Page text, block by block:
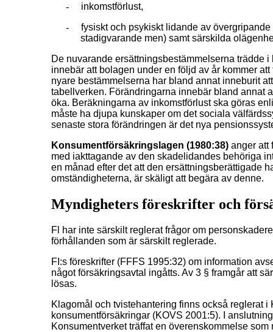
-
inkomstförlust,
-
fysiskt och psykiskt lidande av
stadigvarande men) samt särskilda
De nuvarande ersättningsbestämmelserna trädde
innebär att bolagen under en följd av år kommer
nyare bestämmelserna har bland annat inneburit
tabellverken. Förändringarna innebär bland annat
öka. Beräkningarna av inkomstförlust ska göras
måste ha djupa kunskaper om det sociala
senaste stora förändringen är det nya
Konsumentförsäkringslagen (1980:38) anger att
med iakttagande av den skadelidandes behöriga
en månad efter det att den ersättningsberättigade
omständigheterna, är skäligt att begära av denne.
Myndigheters föreskrifter och
Fl har inte särskilt reglerat frågor om
förhållanden som är särskilt reglerade.
FI:s föreskrifter (FFFS 1995:32) om information
något försäkringsavtal ingåtts. Av 3 § framgår att
lösas.
Klagomål och tvistehantering finns också reglerat
konsumentförsäkringar (KOVS 2001:5). I
Konsumentverket träffat en överenskommelse